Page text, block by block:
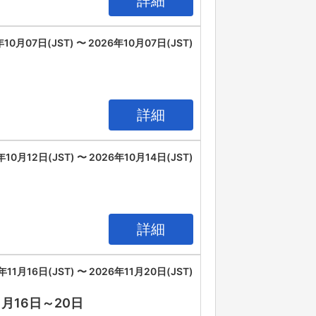
10月07日(JST) 〜 2026年10月07日(JST)
詳細
10月12日(JST) 〜 2026年10月14日(JST)
詳細
11月16日(JST) 〜 2026年11月20日(JST)
16日～20日